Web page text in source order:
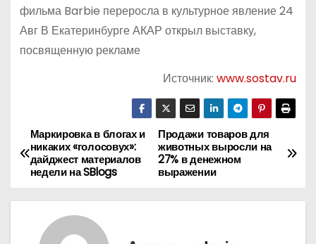
фильма Barbie переросла в культурное явление 24
Авг В Екатеринбурге АКАР открыл выставку,
посвященную рекламе
Источник:www.sostav.ru
Н
а
в
Продажи товаров для
животных выросли на
27% в денежном
выражении
Маркировка в блогах и
никаких «голосовух»:
дайджест материалов
недели на SBlogs